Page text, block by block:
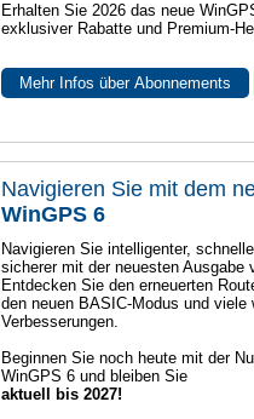
Erhalten Sie 2026 das neue
exklusiver Rabatte und Premium-
Mehr Infos über Abonnements
Navigieren Sie mit dem
WinGPS 6
Navigieren Sie intelligenter,
sicherer mit der neuesten Ausgabe
Entdecken Sie den erneuerten
den neuen BASIC-Modus und viele
Verbesserungen.
Beginnen Sie noch heute mit der
WinGPS 6 und bleiben Sie
aktuell bis 2027!